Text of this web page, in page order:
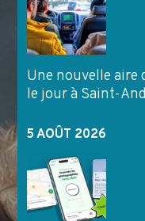
Une nouvelle aire
le jour à Saint-
5 AOÛT 2026